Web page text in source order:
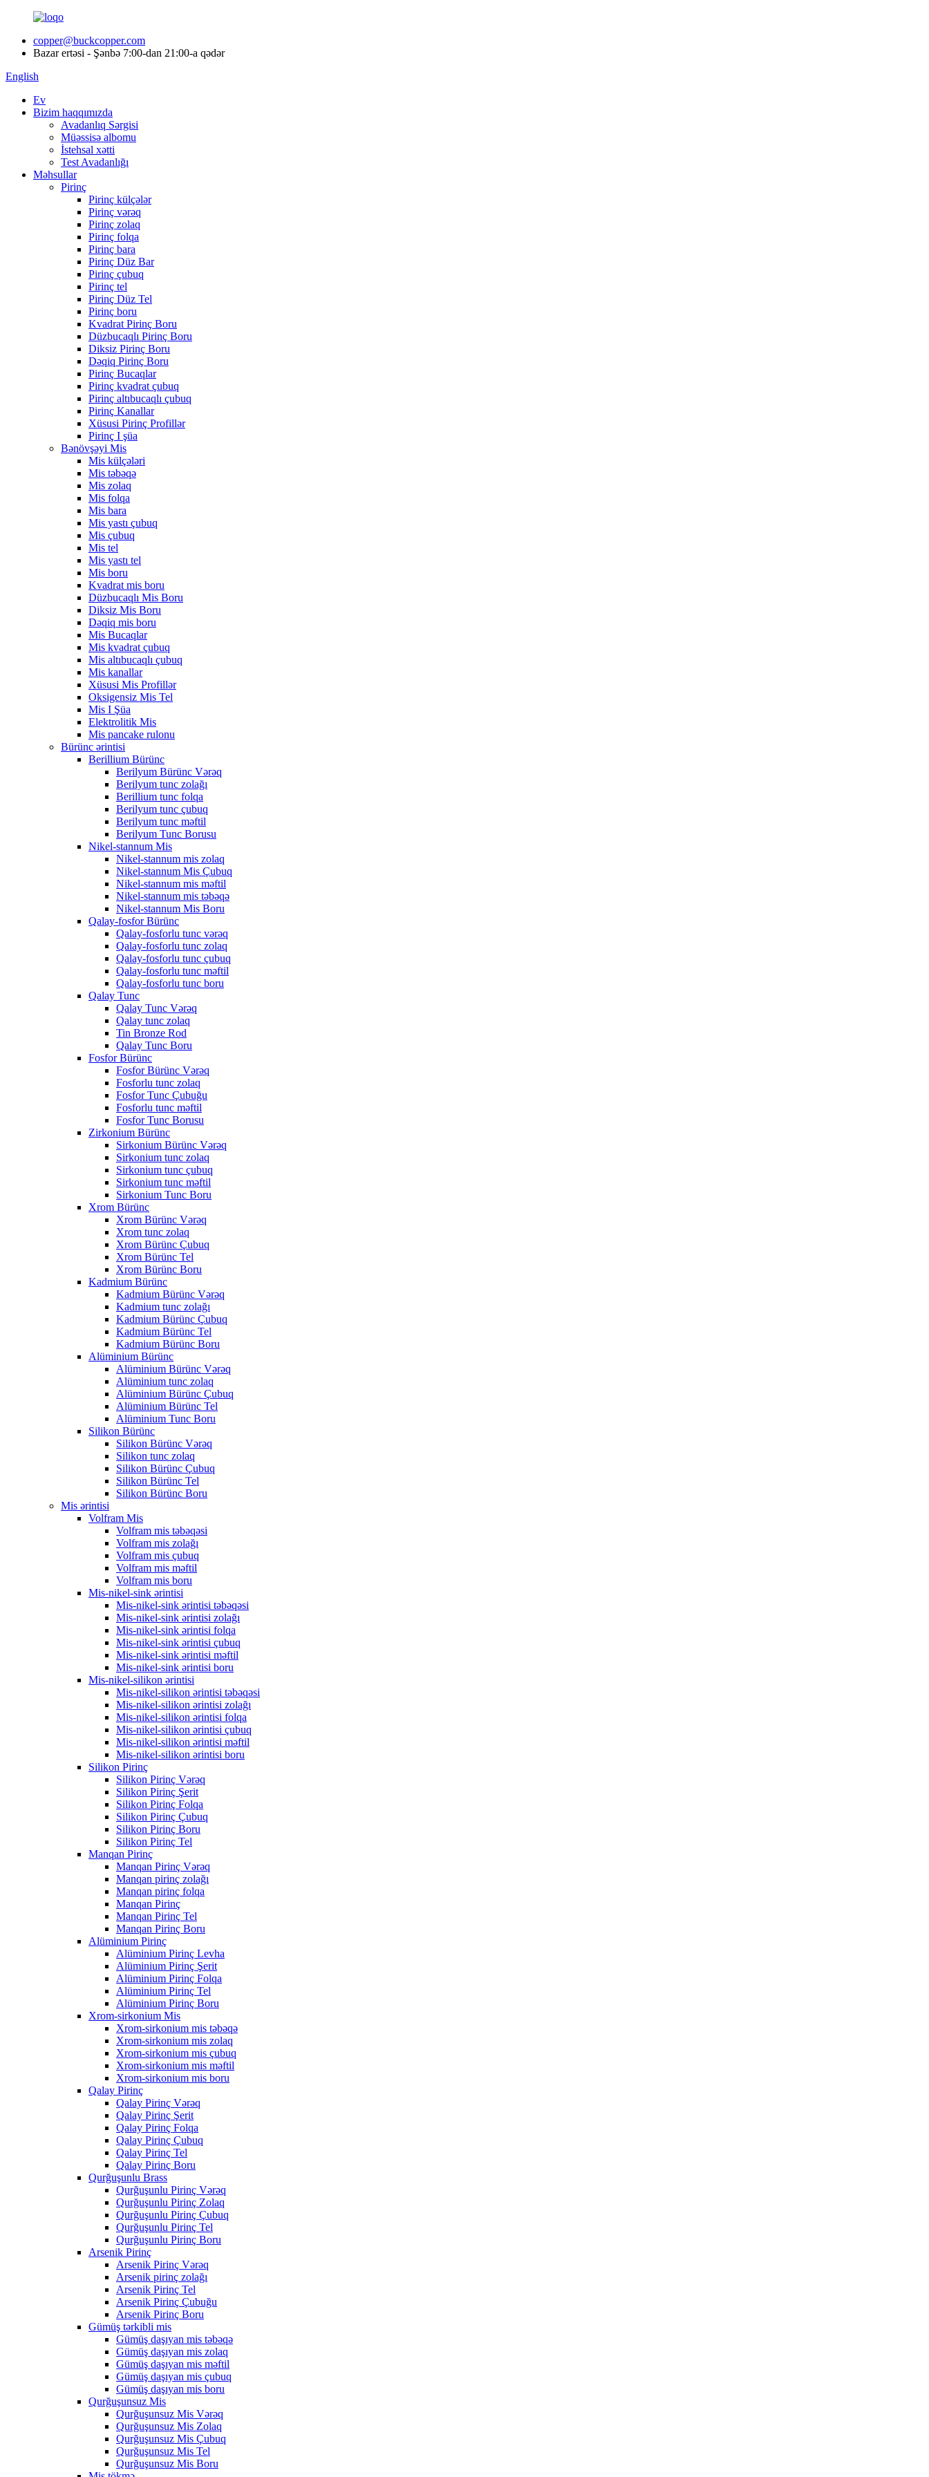
copper@buckcopper.com
Bazar ertəsi - Şənbə 7:00-dan 21:00-a qədər
English
Ev
Bizim haqqımızda
Avadanlıq Sərgisi
Müəssisə albomu
İstehsal xətti
Test Avadanlığı
Məhsullar
Pirinç
Pirinç külçələr
Pirinç vərəq
Pirinç zolaq
Pirinç folqa
Pirinç bara
Pirinç Düz Bar
Pirinç çubuq
Pirinç tel
Pirinç Düz Tel
Pirinç boru
Kvadrat Pirinç Boru
Düzbucaqlı Pirinç Boru
Diksiz Pirinç Boru
Dəqiq Pirinç Boru
Pirinç Bucaqlar
Pirinç kvadrat çubuq
Pirinç altıbucaqlı çubuq
Pirinç Kanallar
Xüsusi Pirinç Profillər
Pirinç I şüa
Bənövşəyi Mis
Mis külçələri
Mis təbəqə
Mis zolaq
Mis folqa
Mis bara
Mis yastı çubuq
Mis çubuq
Mis tel
Mis yastı tel
Mis boru
Kvadrat mis boru
Düzbucaqlı Mis Boru
Diksiz Mis Boru
Dəqiq mis boru
Mis Bucaqlar
Mis kvadrat çubuq
Mis altıbucaqlı çubuq
Mis kanallar
Xüsusi Mis Profillər
Oksigensiz Mis Tel
Mis I Şüa
Elektrolitik Mis
Mis pancake rulonu
Bürünc ərintisi
Berillium Bürünc
Berilyum Bürünc Vərəq
Berilyum tunc zolağı
Berillium tunc folqa
Berilyum tunc çubuq
Berilyum tunc məftil
Berilyum Tunc Borusu
Nikel-stannum Mis
Nikel-stannum mis zolaq
Nikel-stannum Mis Çubuq
Nikel-stannum mis məftil
Nikel-stannum mis təbəqə
Nikel-stannum Mis Boru
Qalay-fosfor Bürünc
Qalay-fosforlu tunc vərəq
Qalay-fosforlu tunc zolaq
Qalay-fosforlu tunc çubuq
Qalay-fosforlu tunc məftil
Qalay-fosforlu tunc boru
Qalay Tunc
Qalay Tunc Vərəq
Qalay tunc zolaq
Tin Bronze Rod
Qalay Tunc Boru
Fosfor Bürünc
Fosfor Bürünc Vərəq
Fosforlu tunc zolaq
Fosfor Tunc Çubuğu
Fosforlu tunc məftil
Fosfor Tunc Borusu
Zirkonium Bürünc
Sirkonium Bürünc Vərəq
Sirkonium tunc zolaq
Sirkonium tunc çubuq
Sirkonium tunc məftil
Sirkonium Tunc Boru
Xrom Bürünc
Xrom Bürünc Vərəq
Xrom tunc zolaq
Xrom Bürünc Çubuq
Xrom Bürünc Tel
Xrom Bürünc Boru
Kadmium Bürünc
Kadmium Bürünc Vərəq
Kadmium tunc zolağı
Kadmium Bürünc Çubuq
Kadmium Bürünc Tel
Kadmium Bürünc Boru
Alüminium Bürünc
Alüminium Bürünc Vərəq
Alüminium tunc zolaq
Alüminium Bürünc Çubuq
Alüminium Bürünc Tel
Alüminium Tunc Boru
Silikon Bürünc
Silikon Bürünc Vərəq
Silikon tunc zolaq
Silikon Bürünc Çubuq
Silikon Bürünc Tel
Silikon Bürünc Boru
Mis ərintisi
Volfram Mis
Volfram mis təbəqəsi
Volfram mis zolağı
Volfram mis çubuq
Volfram mis məftil
Volfram mis boru
Mis-nikel-sink ərintisi
Mis-nikel-sink ərintisi təbəqəsi
Mis-nikel-sink ərintisi zolağı
Mis-nikel-sink ərintisi folqa
Mis-nikel-sink ərintisi çubuq
Mis-nikel-sink ərintisi məftil
Mis-nikel-sink ərintisi boru
Mis-nikel-silikon ərintisi
Mis-nikel-silikon ərintisi təbəqəsi
Mis-nikel-silikon ərintisi zolağı
Mis-nikel-silikon ərintisi folqa
Mis-nikel-silikon ərintisi çubuq
Mis-nikel-silikon ərintisi məftil
Mis-nikel-silikon ərintisi boru
Silikon Pirinç
Silikon Pirinç Vərəq
Silikon Pirinç Şerit
Silikon Pirinç Folqa
Silikon Pirinç Çubuq
Silikon Pirinç Boru
Silikon Pirinç Tel
Manqan Pirinç
Manqan Pirinç Vərəq
Manqan pirinç zolağı
Manqan pirinç folqa
Manqan Pirinç
Manqan Pirinç Tel
Manqan Pirinç Boru
Alüminium Pirinç
Alüminium Pirinç Levha
Alüminium Pirinç Şerit
Alüminium Pirinç Folqa
Alüminium Pirinç Tel
Alüminium Pirinç Boru
Xrom-sirkonium Mis
Xrom-sirkonium mis təbəqə
Xrom-sirkonium mis zolaq
Xrom-sirkonium mis çubuq
Xrom-sirkonium mis məftil
Xrom-sirkonium mis boru
Qalay Pirinç
Qalay Pirinç Vərəq
Qalay Pirinç Şerit
Qalay Pirinç Folqa
Qalay Pirinç Çubuq
Qalay Pirinç Tel
Qalay Pirinç Boru
Qurğuşunlu Brass
Qurğuşunlu Pirinç Vərəq
Qurğuşunlu Pirinç Zolaq
Qurğuşunlu Pirinç Çubuq
Qurğuşunlu Pirinç Tel
Qurğuşunlu Pirinç Boru
Arsenik Pirinç
Arsenik Pirinç Vərəq
Arsenik pirinç zolağı
Arsenik Pirinç Tel
Arsenik Pirinç Çubuğu
Arsenik Pirinç Boru
Gümüş tərkibli mis
Gümüş daşıyan mis təbəqə
Gümüş daşıyan mis zolaq
Gümüş daşıyan mis məftil
Gümüş daşıyan mis çubuq
Gümüş daşıyan mis boru
Qurğuşunsuz Mis
Qurğuşunsuz Mis Vərəq
Qurğuşunsuz Mis Zolaq
Qurğuşunsuz Mis Çubuq
Qurğuşunsuz Mis Tel
Qurğuşunsuz Mis Boru